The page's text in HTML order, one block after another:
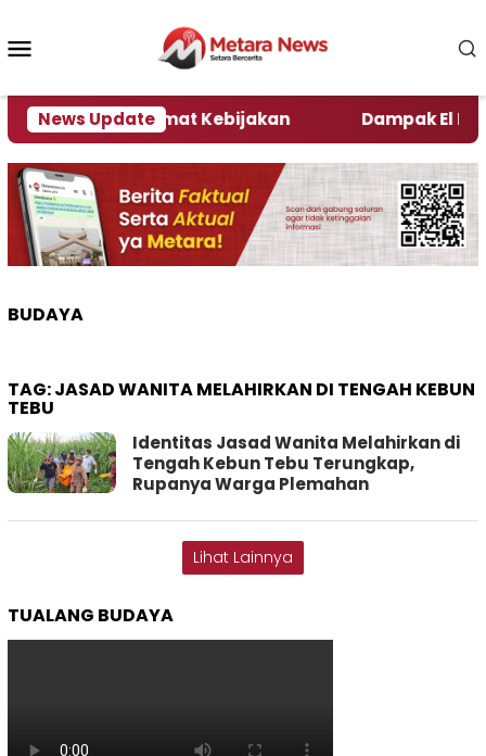
konten
News Update
Kata Pengamat Kebijakan Dampak El Nino,
BUDAYA
TAG:JASAD WANITA MELAHIRKAN DI TENGAH KEBUN
TEBU
Identitas Jasad Wanita Melahirkan di
Tengah Kebun Tebu Terungkap,
Rupanya Warga Plemahan
Lihat Lainnya
TUALANG BUDAYA